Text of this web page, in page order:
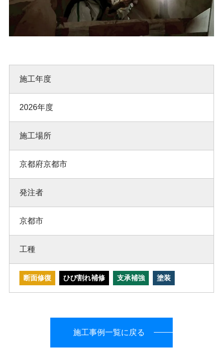
施工年度
2026年度
施工場所
京都府京都市
発注者
京都市
工種
断面修復 ひび割れ補修 支承補強 塗装
施工事例一覧に戻る